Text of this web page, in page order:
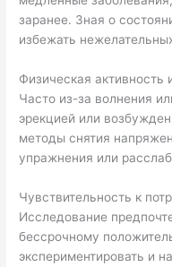
заранее. Зная о
избежать
Физическая активность
Часто из-за волнения
эрекцией или
методы снятия
упражнения или
Чувствительность к
Исследование
бессрочному
экспериментировать и